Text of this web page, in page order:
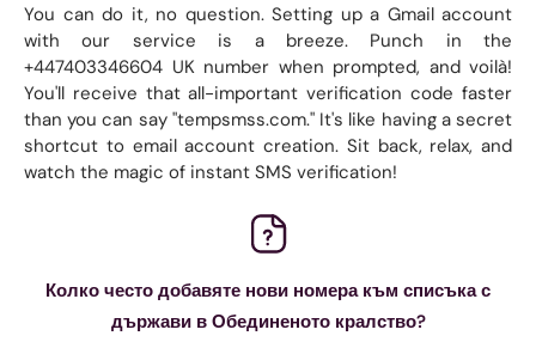
You can do it, no question. Setting up a Gmail account
with our service is a breeze. Punch in the
+447403346604 UK number when prompted, and voilà!
You'll receive that all-important verification code faster
than you can say "tempsmss.com." It's like having a secret
shortcut to email account creation. Sit back, relax, and
watch the magic of instant SMS verification!
Колко често добавяте нови номера към списъка с
държави в Обединеното кралство?